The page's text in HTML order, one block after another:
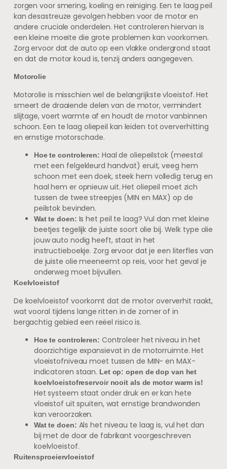
zorgen voor smering, koeling en reiniging. Een te laag peil
kan desastreuze gevolgen hebben voor de motor en
andere cruciale onderdelen. Het controleren hiervan is
een kleine moeite die grote problemen kan voorkomen.
Zorg ervoor dat de auto op een vlakke ondergrond staat
en dat de motor koud is, tenzij anders aangegeven.
Motorolie
Motorolie is misschien wel de belangrijkste vloeistof. Het
smeert de draaiende delen van de motor, vermindert
slijtage, voert warmte af en houdt de motor vanbinnen
schoon. Een te laag oliepeil kan leiden tot oververhitting
en ernstige motorschade.
Hoe te controleren: Haal de oliepeilstok (meestal
met een felgekleurd handvat) eruit, veeg hem
schoon met een doek, steek hem volledig terug en
haal hem er opnieuw uit. Het oliepeil moet zich
tussen de twee streepjes (MIN en MAX) op de
peilstok bevinden.
Wat te doen: Is het peil te laag? Vul dan met kleine
beetjes tegelijk de juiste soort olie bij. Welk type olie
jouw auto nodig heeft, staat in het
instructieboekje. Zorg ervoor dat je een literfles van
de juiste olie meeneemt op reis, voor het geval je
onderweg moet bijvullen.
Koelvloeistof
De koelvloeistof voorkomt dat de motor oververhit raakt,
wat vooral tijdens lange ritten in de zomer of in
bergachtig gebied een reëel risico is.
Hoe te controleren: Controleer het niveau in het
doorzichtige expansievat in de motorruimte. Het
vloeistofniveau moet tussen de MIN- en MAX-
indicatoren staan. Let op: open de dop van het
koelvloeistofreservoir nooit als de motor warm is!
Het systeem staat onder druk en er kan hete
vloeistof uit spuiten, wat ernstige brandwonden
kan veroorzaken.
Wat te doen: Als het niveau te laag is, vul het dan
bij met de door de fabrikant voorgeschreven
koelvloeistof.
Ruitensproeiervloeistof